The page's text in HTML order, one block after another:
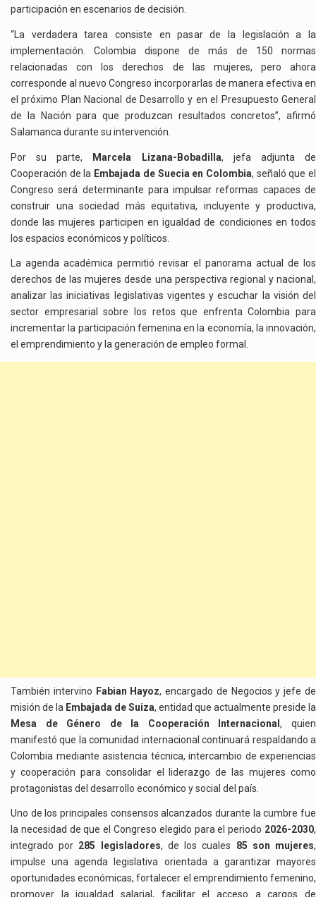
participación en escenarios de decisión.
“La verdadera tarea consiste en pasar de la legislación a la
implementación. Colombia dispone de más de 150 normas
relacionadas con los derechos de las mujeres, pero ahora
corresponde al nuevo Congreso incorporarlas de manera efectiva en
el próximo Plan Nacional de Desarrollo y en el Presupuesto General
de la Nación para que produzcan resultados concretos”, afirmó
Salamanca durante su intervención.
Por su parte, Marcela Lizana-Bobadilla, jefa adjunta de
Cooperación de la Embajada de Suecia en Colombia, señaló que el
Congreso será determinante para impulsar reformas capaces de
construir una sociedad más equitativa, incluyente y productiva,
donde las mujeres participen en igualdad de condiciones en todos
los espacios económicos y políticos.
La agenda académica permitió revisar el panorama actual de los
derechos de las mujeres desde una perspectiva regional y nacional,
analizar las iniciativas legislativas vigentes y escuchar la visión del
sector empresarial sobre los retos que enfrenta Colombia para
incrementar la participación femenina en la economía, la innovación,
el emprendimiento y la generación de empleo formal.
También intervino Fabian Hayoz, encargado de Negocios y jefe de
misión de la Embajada de Suiza, entidad que actualmente preside la
Mesa de Género de la Cooperación Internacional, quien
manifestó que la comunidad internacional continuará respaldando a
Colombia mediante asistencia técnica, intercambio de experiencias
y cooperación para consolidar el liderazgo de las mujeres como
protagonistas del desarrollo económico y social del país.
Uno de los principales consensos alcanzados durante la cumbre fue
la necesidad de que el Congreso elegido para el periodo 2026-2030,
integrado por 285 legisladores, de los cuales 85 son mujeres,
impulse una agenda legislativa orientada a garantizar mayores
oportunidades económicas, fortalecer el emprendimiento femenino,
promover la igualdad salarial, facilitar el acceso a cargos de